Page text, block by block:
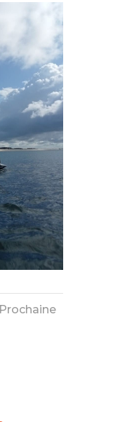
Prochaine